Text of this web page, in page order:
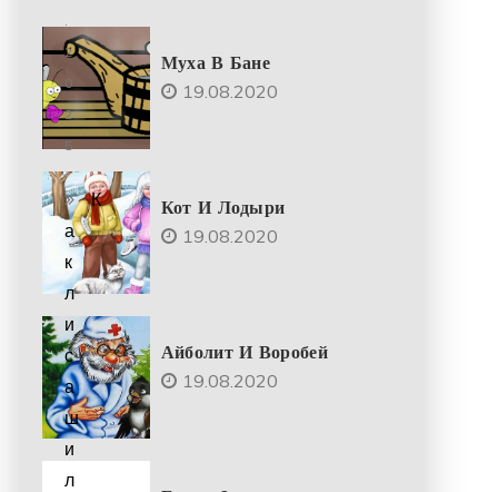
Муха В Бане
19.08.2020
Кот И Лодыри
19.08.2020
Айболит И Воробей
19.08.2020
.
2
0
2
5
К
а
к
л
и
с
а
ш
и
л